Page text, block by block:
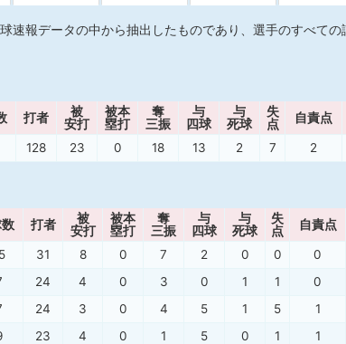
速報データの中から抽出したものであり、選手のすべての
打者
被
安打
被本
塁打
奪
三振
与
四球
与
死球
失
点
自責点
128 23 0 18 13 2 7 2
打者
被
安打
被本
塁打
奪
三振
与
四球
与
死球
失
点
自責点
31 8 0 7 2 0 0 0
24 4 0 3 0 1 1 0
24 3 0 4 5 1 5 1
23 4 0 1 5 0 1 1